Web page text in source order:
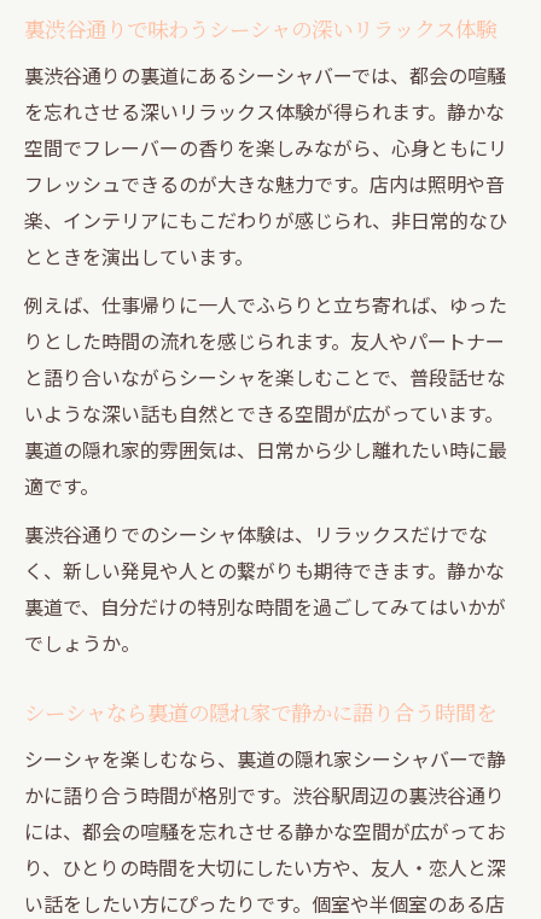
裏渋谷通りで味わうシーシャの深いリラックス体験
裏渋谷通りの裏道にあるシーシャバーでは、都会の喧騒
を忘れさせる深いリラックス体験が得られます。静かな
空間でフレーバーの香りを楽しみながら、心身ともにリ
フレッシュできるのが大きな魅力です。店内は照明や音
楽、インテリアにもこだわりが感じられ、非日常的なひ
とときを演出しています。
例えば、仕事帰りに一人でふらりと立ち寄れば、ゆった
りとした時間の流れを感じられます。友人やパートナー
と語り合いながらシーシャを楽しむことで、普段話せな
いような深い話も自然とできる空間が広がっています。
裏道の隠れ家的雰囲気は、日常から少し離れたい時に最
適です。
裏渋谷通りでのシーシャ体験は、リラックスだけでな
く、新しい発見や人との繋がりも期待できます。静かな
裏道で、自分だけの特別な時間を過ごしてみてはいかが
でしょうか。
シーシャなら裏道の隠れ家で静かに語り合う時間を
シーシャを楽しむなら、裏道の隠れ家シーシャバーで静
かに語り合う時間が格別です。渋谷駅周辺の裏渋谷通り
には、都会の喧騒を忘れさせる静かな空間が広がってお
り、ひとりの時間を大切にしたい方や、友人・恋人と深
い話をしたい方にぴったりです。個室や半個室のある店